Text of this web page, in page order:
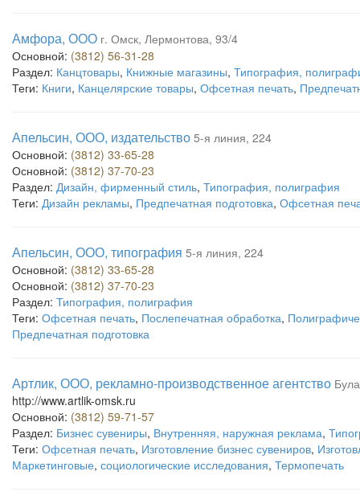
Амфора, ООО г. Омск, Лермонтова, 93/4
Основной: (3812) 56-31-28
Раздел: Канцтовары, Книжные магазины, Типография,
Теги: Книги, Канцелярские товары, Офсетная печать,
Апельсин, ООО, издательство 5-я линия, 224
Основной: (3812) 33-65-28
Основной: (3812) 37-70-23
Раздел: Дизайн, фирменный стиль, Типография, полиграфия
Теги: Дизайн рекламы, Предпечатная подготовка, Офсетная
Апельсин, ООО, типография 5-я линия, 224
Основной: (3812) 33-65-28
Основной: (3812) 37-70-23
Раздел: Типография, полиграфия
Теги: Офсетная печать, Послепечатная обработка,
Предпечатная подготовка
Артлик, ООО, рекламно-производственное агентство
http://www.artlik-omsk.ru
Основной: (3812) 59-71-57
Раздел: Бизнес сувениры, Внутренняя, наружная реклама,
Теги: Офсетная печать, Изготовление бизнес сувениров,
Маркетинговые, социологические исследования, Термопечать